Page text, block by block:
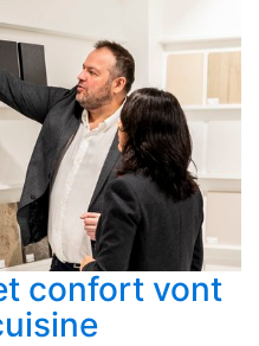
sur mesure. En
d'une navigation
le
desanalysespour
ils nous aident à vous
, comme indiqué
.
who may receive and
confort vont